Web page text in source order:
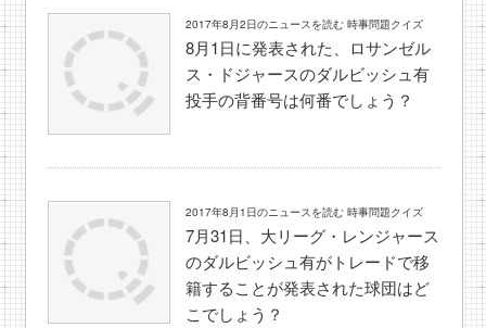
2017年8月2日のニュースを読む 時事問題クイズ
8月1日に発表された、ロサンゼル
ス・ドジャースのダルビッシュ有
投手の背番号は何番でしょう？
2017年8月1日のニュースを読む 時事問題クイズ
7月31日、大リーグ・レンジャース
のダルビッシュ有がトレードで移
籍することが発表された球団はど
こでしょう？